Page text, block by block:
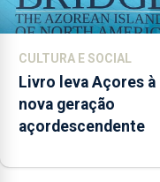
CULTURA E SOCIAL
Livro leva Açores à
nova geração
açordescendente